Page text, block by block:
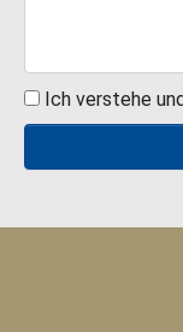
Ich verstehe